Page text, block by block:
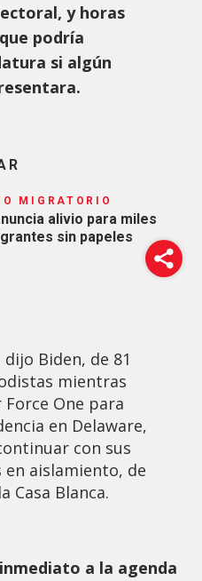
y horas
podría
si algún
MIGRATORIO
alivio para miles
sin papeles
Biden, de 81
mientras
One para
en Delaware,
con sus
aislamiento, de
Casa Blanca.
a la agenda